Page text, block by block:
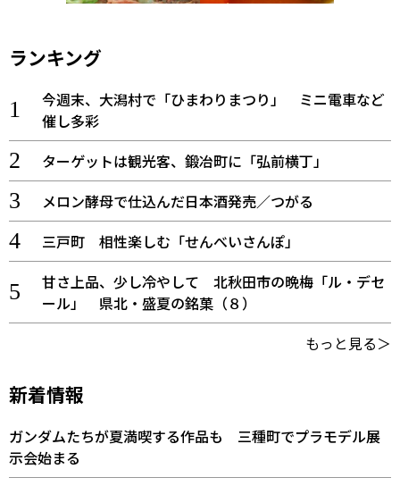
ランキング
今週末、大潟村で「ひまわりまつり」 ミニ電車など
催し多彩
ターゲットは観光客、鍛冶町に「弘前横丁」
メロン酵母で仕込んだ日本酒発売／つがる
三戸町 相性楽しむ「せんべいさんぽ」
甘さ上品、少し冷やして 北秋田市の晩梅「ル・デセ
ール」 県北・盛夏の銘菓（８）
もっと見る＞
新着情報
ガンダムたちが夏満喫する作品も 三種町でプラモデル展
示会始まる